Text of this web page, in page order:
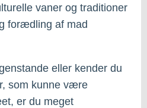
vaner og traditioner
forædling af mad
eller kender du
som kunne være
er du meget